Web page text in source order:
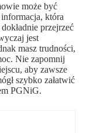
może być
która
przejrzeć
jest
masz trudności,
Nie zapomnij
aby zawsze
szybko załatwić
PGNiG.